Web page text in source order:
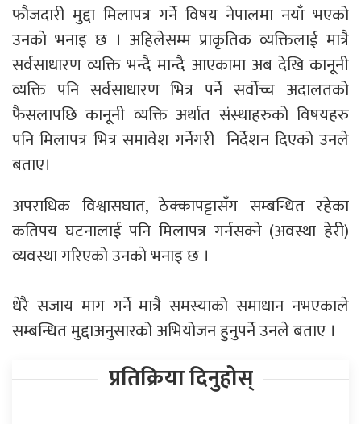
फौजदारी मुद्दा मिलापत्र गर्ने विषय नेपालमा नयाँ भएको
उनकाे भनाइ छ । अहिलेसम्म प्राकृतिक व्यक्तिलाई मात्रै
सर्वसाधारण व्यक्ति भन्दै मान्दै आएकामा अब देखि कानूनी
व्यक्ति पनि सर्वसाधारण भित्र पर्ने सर्वोच्च अदालतको
फैसलापछि कानूनी व्यक्ति अर्थात संस्थाहरुको विषयहरु
पनि मिलापत्र भित्र समावेश गर्नेगरी निर्देशन दिएको उनले
बताए।
अपराधिक विश्वासघात, ठेक्कापट्टासँग सम्बन्धित रहेका
कतिपय घटनालाई पनि मिलापत्र गर्नसक्ने (अवस्था हेरी)
व्यवस्था गरिएको उनकाे भनाइ छ ।
धेरै सजाय माग गर्ने मात्रै समस्याको समाधान नभएकाले
सम्बन्धित मुद्दाअनुसारको अभियोजन हुनुपर्ने उनले बताए ।
प्रतिक्रिया दिनुहोस्